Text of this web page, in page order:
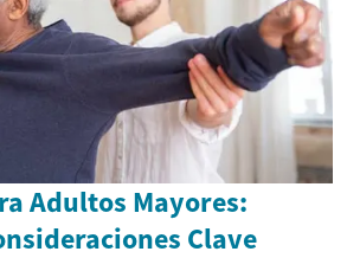
Adultos Mayores:
Clave